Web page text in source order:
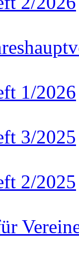
1/2026
3/2025
2/2025